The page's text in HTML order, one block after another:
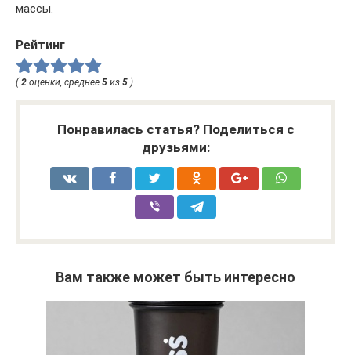
массы.
Рейтинг
(2 оценки, среднее 5 из 5 )
Понравилась статья? Поделиться с
друзьями:
Вам также может быть интересно